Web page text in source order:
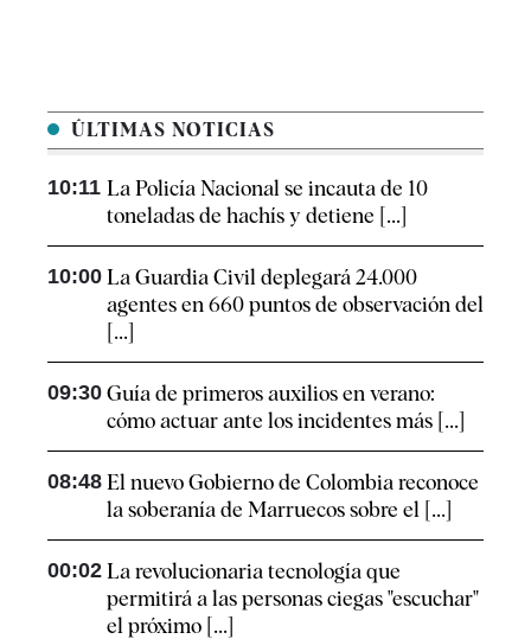
ÚLTIMAS NOTICIAS
10:11 La Policía Nacional se incauta de 10
toneladas de hachís y detiene [...]
10:00 La Guardia Civil deplegará 24.000
agentes en 660 puntos de observación del
[...]
09:30 Guía de primeros auxilios en verano:
cómo actuar ante los incidentes más [...]
08:48 El nuevo Gobierno de Colombia reconoce
la soberanía de Marruecos sobre el [...]
00:02 La revolucionaria tecnología que
permitirá a las personas ciegas "escuchar"
el próximo [...]